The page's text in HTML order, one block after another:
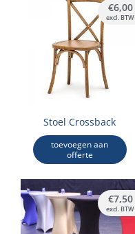
Stoel Crossback
toevoegen aan
offerte
€6,00
excl. BTW
€7,50
excl. BTW